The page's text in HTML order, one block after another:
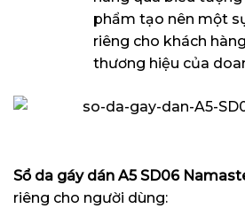
phẩm tạo nên một
riêng cho khách
thương hiệu của
Sổ da gáy dán A5 SD06
riêng cho người dùng: